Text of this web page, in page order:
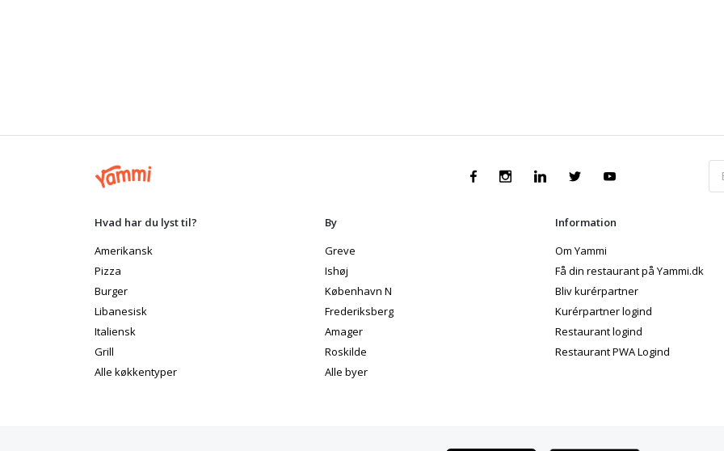
Hvad har du lyst til?
Amerikansk
Pizza
Burger
Libanesisk
Italiensk
Grill
Alle køkkentyper
By
Greve
Ishøj
København N
Frederiksberg
Amager
Roskilde
Alle byer
Information
Om Yammi
Få din restaurant på Yammi.dk
Bliv kurérpartner
Kurérpartner logind
Restaurant logind
Restaurant PWA Logind